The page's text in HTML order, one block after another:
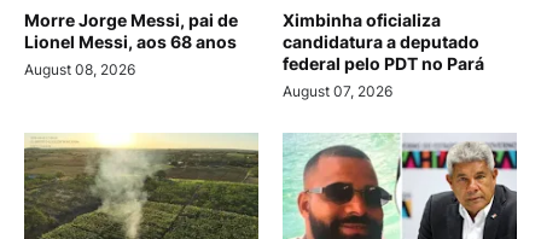
Morre Jorge Messi, pai de
Lionel Messi, aos 68 anos
August 08, 2026
Ximbinha oficializa
candidatura a deputado
federal pelo PDT no Pará
August 07, 2026